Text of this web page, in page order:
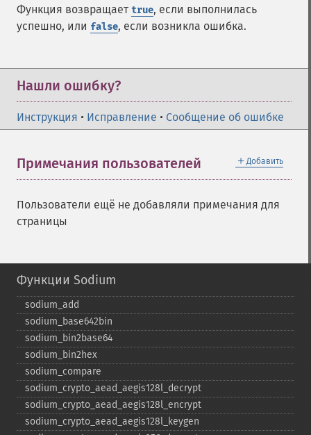
Функция возвращает true, если выполнилась
успешно, или false, если возникла ошибка.
Нашли ошибку?
Инструкция • Исправление • Сообщение об ошибке
＋ Добавить
Примечания пользователей
Пользователи ещё не добавляли примечания для
страницы
Функции Sodium
sodium_​add
sodium_​base642bin
sodium_​bin2base64
sodium_​bin2hex
sodium_​compare
sodium_​crypto_​aead_​aegis128l_​decrypt
sodium_​crypto_​aead_​aegis128l_​encrypt
sodium_​crypto_​aead_​aegis128l_​keygen